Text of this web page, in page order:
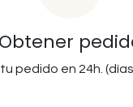
Obtener
pedido en 24h.